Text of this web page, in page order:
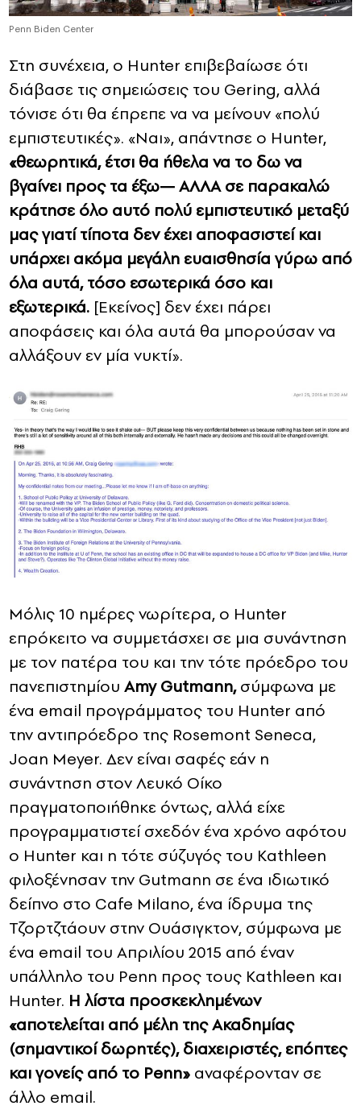
Penn Biden Center
Στη συνέχεια, ο Hunter επιβεβαίωσε ότι
διάβασε τις σημειώσεις του Gering, αλλά
τόνισε ότι θα έπρεπε να να μείνουν «πολύ
εμπιστευτικές». «Ναι», απάντησε ο Hunter,
«θεωρητικά, έτσι θα ήθελα να το δω να
βγαίνει προς τα έξω— ΑΛΛΑ σε παρακαλώ
κράτησε όλο αυτό πολύ εμπιστευτικό μεταξύ
μας γιατί τίποτα δεν έχει αποφασιστεί και
υπάρχει ακόμα μεγάλη ευαισθησία γύρω από
όλα αυτά, τόσο εσωτερικά όσο και
εξωτερικά. [Εκείνος] δεν έχει πάρει
αποφάσεις και όλα αυτά θα μπορούσαν να
αλλάξουν εν μία νυκτί».
Μόλις 10 ημέρες νωρίτερα, ο Hunter
επρόκειτο να συμμετάσχει σε μια συνάντηση
με τον πατέρα του και την τότε πρόεδρο του
πανεπιστημίου Amy Gutmann,σύμφωνα με
ένα email προγράμματος του Hunter από
την αντιπρόεδρο της Rosemont Seneca,
Joan Meyer. Δεν είναι σαφές εάν η
συνάντηση στον Λευκό Οίκο
πραγματοποιήθηκε όντως, αλλά είχε
προγραμματιστεί σχεδόν ένα χρόνο αφότου
ο Hunter και η τότε σύζυγός του Kathleen
φιλοξένησαν την Gutmann σε ένα ιδιωτικό
δείπνο στο Cafe Milano, ένα ίδρυμα της
Τζορτζτάουν στην Ουάσιγκτον, σύμφωνα με
ένα email του Απριλίου 2015 από έναν
υπάλληλο του Penn προς τους Kathleen και
Hunter. Η λίστα προσκεκλημένων
«αποτελείται από μέλη της Ακαδημίας
(σημαντικοί δωρητές), διαχειριστές, επόπτες
και γονείς από το Penn» αναφέρονταν σε
άλλο email.